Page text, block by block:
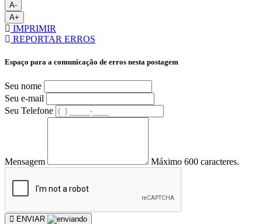
A-
A+
IMPRIMIR
REPORTAR ERROS
Espaço para a comunicação de erros nesta postagem
Seu nome
Seu e-mail
Seu Telefone
Mensagem Máximo 600 caracteres.
ENVIAR